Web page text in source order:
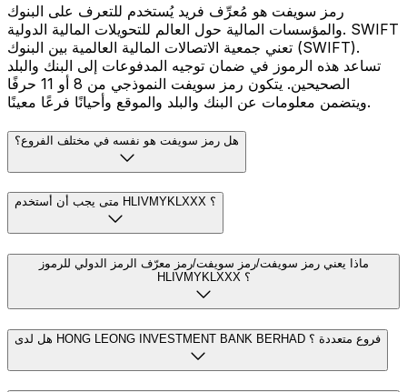
رمز سويفت هو مُعرِّف فريد يُستخدم للتعرف على البنوك
والمؤسسات المالية حول العالم للتحويلات المالية الدولية. SWIFT
تعني جمعية الاتصالات المالية العالمية بين البنوك (SWIFT).
تساعد هذه الرموز في ضمان توجيه المدفوعات إلى البنك والبلد
الصحيحين. يتكون رمز سويفت النموذجي من 8 أو 11 حرفًا
ويتضمن معلومات عن البنك والبلد والموقع وأحيانًا فرعًا معينًا.
هل رمز سويفت هو نفسه في مختلف الفروع؟
متى يجب أن أستخدم HLIVMYKLXXX ؟
ماذا يعني رمز سويفت/رمز سويفت/رمز معرّف الرمز الدولي للرموز
HLIVMYKLXXX ؟
هل لدى HONG LEONG INVESTMENT BANK BERHAD فروع متعددة ؟